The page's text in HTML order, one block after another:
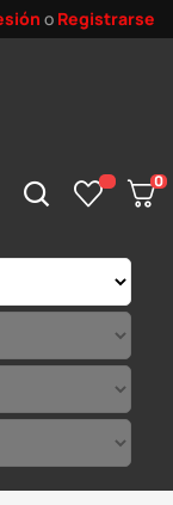
o Registrarse
0